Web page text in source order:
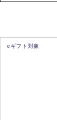
eギフト対象